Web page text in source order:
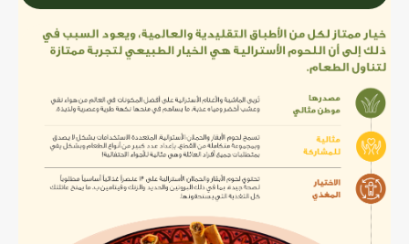
لحم بقر أسترالي مسبك
األبقار األسترالي